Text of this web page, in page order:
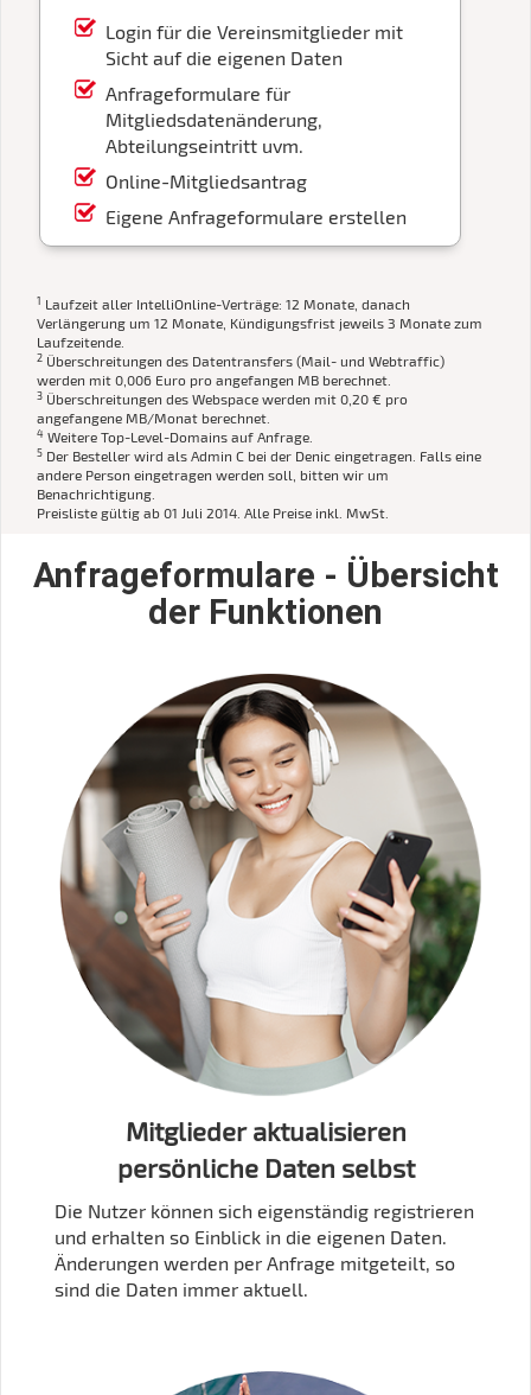
Login für die Vereinsmitglieder mit
Sicht auf die eigenen Daten
Anfrageformulare für
Mitgliedsdatenänderung,
Abteilungseintritt uvm.
Online-Mitgliedsantrag
Eigene Anfrageformulare erstellen
1 Laufzeit aller IntelliOnline-Verträge: 12 Monate, danach
Verlängerung um 12 Monate, Kündigungsfrist jeweils 3 Monate zum
Laufzeitende.
2 Überschreitungen des Datentransfers (Mail- und Webtraffic)
werden mit 0,006 Euro pro angefangen MB berechnet.
3 Überschreitungen des Webspace werden mit 0,20 € pro
angefangene MB/Monat berechnet.
4 Weitere Top-Level-Domains auf Anfrage.
5 Der Besteller wird als Admin C bei der Denic eingetragen. Falls eine
andere Person eingetragen werden soll, bitten wir um
Benachrichtigung.
Preisliste gültig ab 01 Juli 2014. Alle Preise inkl. MwSt.
Anfrageformulare - Übersicht
der Funktionen
Mitglieder aktualisieren
persönliche Daten selbst
Die Nutzer können sich eigenständig registrieren
und erhalten so Einblick in die eigenen Daten.
Änderungen werden per Anfrage mitgeteilt, so
sind die Daten immer aktuell.